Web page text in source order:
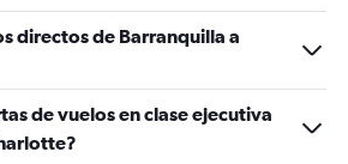
directos de Barranquilla a
de vuelos en clase ejecutiva